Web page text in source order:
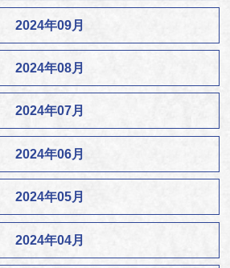
2024年09月
2024年08月
2024年07月
2024年06月
2024年05月
2024年04月